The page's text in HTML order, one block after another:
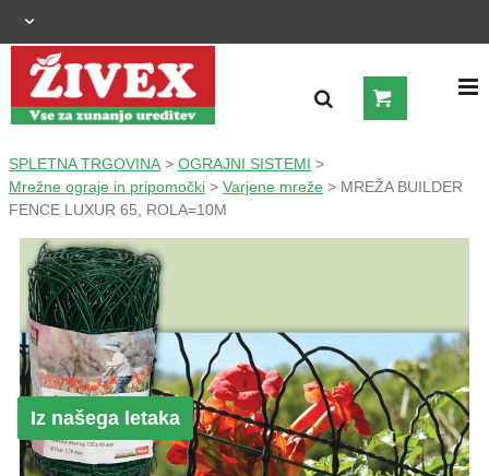
OGRAJNI SISTEMI
ZUNANJA UREDITEV
KMETIJSTVO
OGREVANJE IN HLAJENJE
GRADNJA
ŠIROKA POTROŠNJA
SPLETNA TRGOVINA > OGRAJNI SISTEMI >
Mrežne ograje in pripomočki > Varjene mreže > MREŽA BUILDER
FENCE LUXUR 65, ROLA=10M
Iz našega letaka